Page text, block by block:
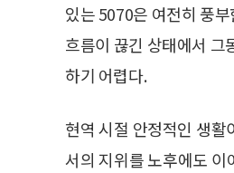
있는 5070은 여전히 풍
흐름이 끊긴 상태에서 그
하기 어렵다.
현역 시절 안정적인 생
서의 지위를 노후에도